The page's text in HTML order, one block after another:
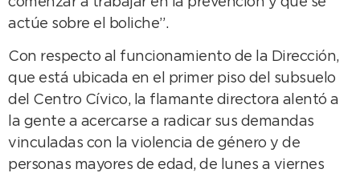
actúe sobre el boliche”.
Con respecto al funcionamiento de la Dirección,
que está ubicada en el primer piso del subsuelo
del Centro Cívico, la flamante directora alentó a
la gente a acercarse a radicar sus demandas
vinculadas con la violencia de género y de
personas mayores de edad, de lunes a viernes